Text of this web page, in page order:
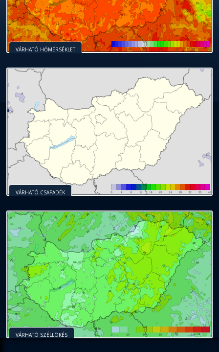
VÁRHATÓ HŐMÉRSÉKLET
VÁRHATÓ CSAPADÉK
VÁRHATÓ SZÉLLÖKÉS